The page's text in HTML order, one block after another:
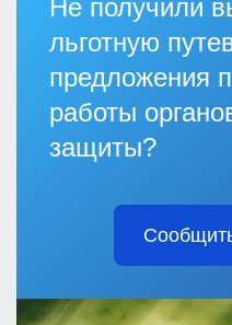
Не получили
льготную
предложения
работы
защиты?